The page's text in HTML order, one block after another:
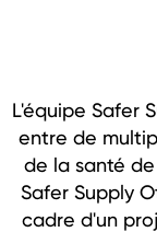
L'équipe Safer
entre de
de la santé
Safer Supply
cadre d'un